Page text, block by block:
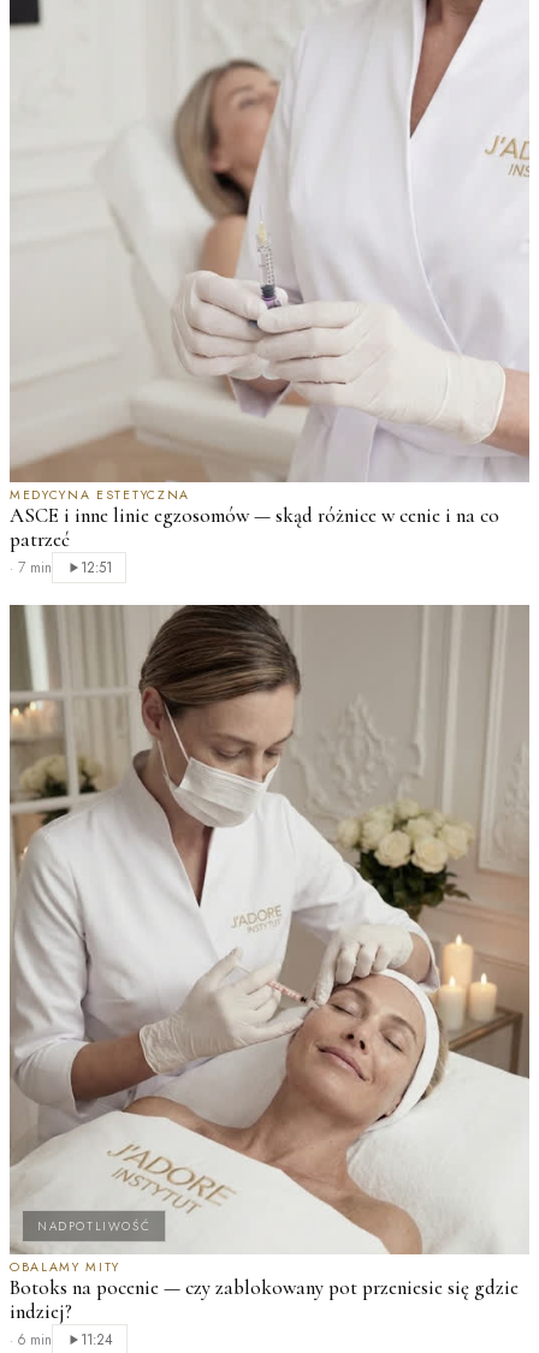
MEDYCYNA ESTETYCZNA
ASCE i inne linie egzosomów — skąd różnice w cenie i na co
patrzeć
· 7 min 12:51
NADPOTLIWOŚĆ
OBALAMY MITY
Botoks na pocenie — czy zablokowany pot przeniesie się gdzie
indziej?
· 6 min 11:24